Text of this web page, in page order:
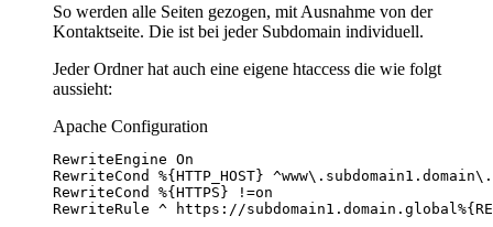
So werden alle Seiten gezogen, mit Ausnahme von der
Kontaktseite. Die ist bei jeder Subdomain individuell.
Jeder Ordner hat auch eine eigene htaccess die wie folgt
aussieht:
Apache Configuration
RewriteRule ^ https://